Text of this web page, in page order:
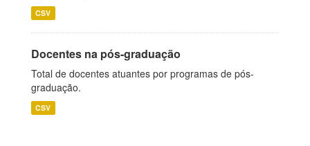
CSV
Docentes na pós-graduação
Total de docentes atuantes por programas de pós-
graduação.
CSV